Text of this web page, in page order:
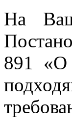
На
891 «О